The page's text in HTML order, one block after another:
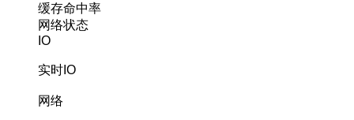
缓存命中率
网络状态
IO
实时IO
网络